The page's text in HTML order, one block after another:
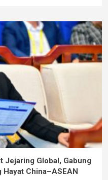
Jejaring Global, Gabung
China–ASEAN